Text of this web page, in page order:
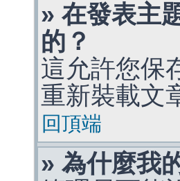
» 在發表主
的？
這允許您保
重新裝載文
回頂端
» 為什麼我